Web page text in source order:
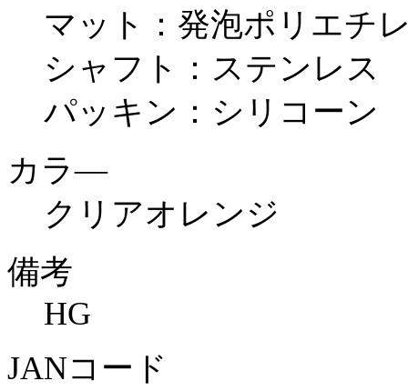
マット：発泡ポリエチ
シャフト：ステンレス
パッキン：シリコーン
カラ―
クリアオレンジ
備考
HG
JANコード